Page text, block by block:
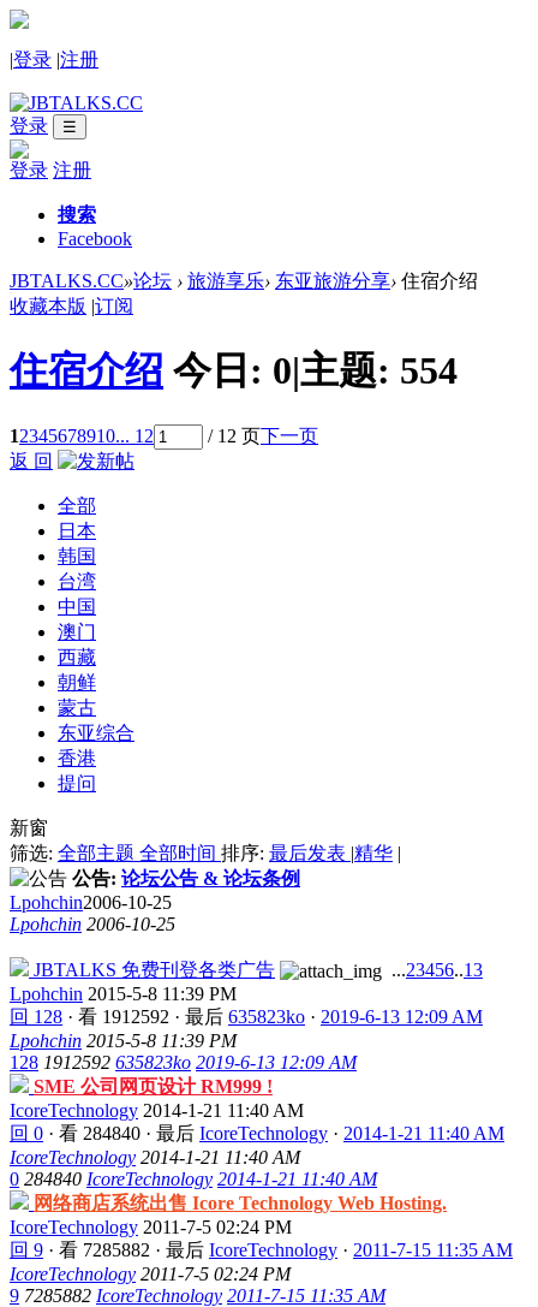
|登录 |注册
登录 ☰
登录 注册
搜索
Facebook
JBTALKS.CC»论坛 › 旅游享乐› 东亚旅游分享› 住宿介绍
收藏本版 |订阅
住宿介绍 今日: 0|主题: 554
12345678910... 12 / 12 页下一页
返 回
全部
日本
韩国
台湾
中国
澳门
西藏
朝鲜
蒙古
东亚综合
香港
提问
新窗
筛选: 全部主题 全部时间 排序: 最后发表 |精华 |
公告: 论坛公告 & 论坛条例
Lpohchin2006-10-25
Lpohchin 2006-10-25
JBTALKS 免费刊登各类广告 ...23456..13
Lpohchin 2015-5-8 11:39 PM
回 128 · 看 1912592 · 最后 635823ko · 2019-6-13 12:09 AM
Lpohchin 2015-5-8 11:39 PM
128 1912592 635823ko 2019-6-13 12:09 AM
SME 公司网页设计 RM999 !
IcoreTechnology 2014-1-21 11:40 AM
回 0 · 看 284840 · 最后 IcoreTechnology · 2014-1-21 11:40 AM
IcoreTechnology 2014-1-21 11:40 AM
0 284840 IcoreTechnology 2014-1-21 11:40 AM
网络商店系统出售 Icore Technology Web Hosting.
IcoreTechnology 2011-7-5 02:24 PM
回 9 · 看 7285882 · 最后 IcoreTechnology · 2011-7-15 11:35 AM
IcoreTechnology 2011-7-5 02:24 PM
9 7285882 IcoreTechnology 2011-7-15 11:35 AM